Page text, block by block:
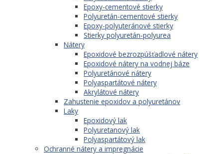
Epoxy-cementové stierky
Polyuretán-cementové stierky
Epoxy-polyuteránové stierky
Stierky polyuretán-polyurea
Nátery
Epoxidové bezrozpúšťadlové nátery
Epoxidové nátery na vodnej báze
Polyuretánové nátery
Polyaspartátové nátery
Akrylátové nátery
Zahustenie epoxidov a polyuretánov
Laky
Epoxidový lak
Polyuretanový lak
Polyaspartátový lak
Ochranné nátery a impregnácie